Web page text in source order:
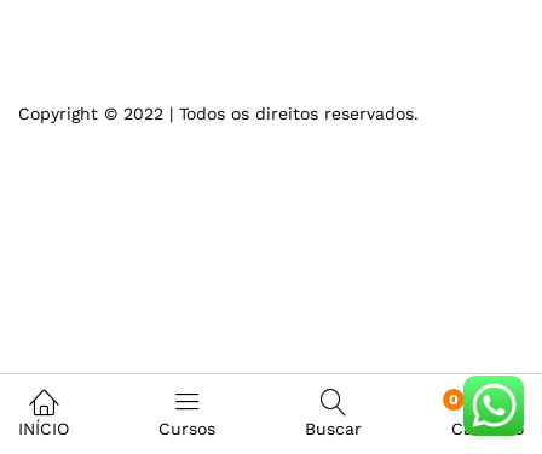
Copyright © 2022 | Todos os direitos reservados.
INÍCIO Cursos Buscar
0
Carrinho